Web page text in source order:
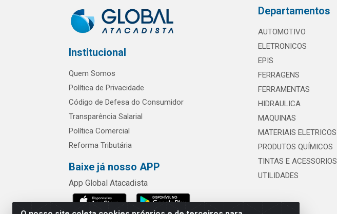
Institucional
Quem Somos
Política de Privacidade
Código de Defesa do Consumidor
Transparência Salarial
Política Comercial
Reforma Tributária
Baixe já nosso APP
App Global Atacadista
Departamentos
AUTOMOTIVO
ELETRONICOS
EPIS
FERRAGENS
FERRAMENTAS
HIDRAULICA
MAQUINAS
MATERIAIS ELETRICOS
PRODUTOS QUÍMICOS
TINTAS E ACESSORIOS
UTILIDADES